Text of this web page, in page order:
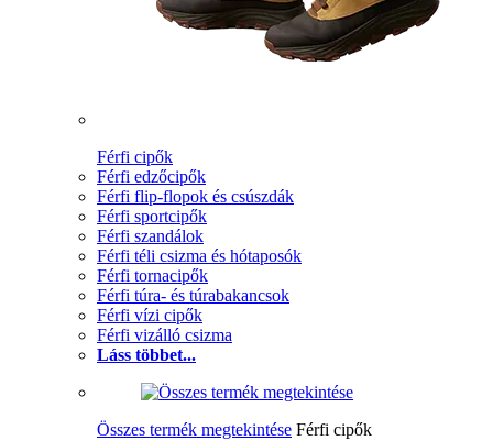
Férfi cipők
Férfi edzőcipők
Férfi flip-flopok és csúszdák
Férfi sportcipők
Férfi szandálok
Férfi téli csizma és hótaposók
Férfi tornacipők
Férfi túra- és túrabakancsok
Férfi vízi cipők
Férfi vizálló csizma
Láss többet...
Összes termék megtekintése Férfi cipők